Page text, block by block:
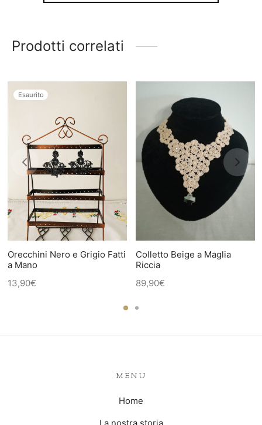
Prodotti correlati
Esaurito
Orecchini Nero e Grigio Fatti
a Mano
13,90€
Colletto Beige a Maglia
Riccia
89,90€
MENU
Home